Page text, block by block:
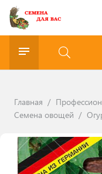
Главная /
Семена овощей /